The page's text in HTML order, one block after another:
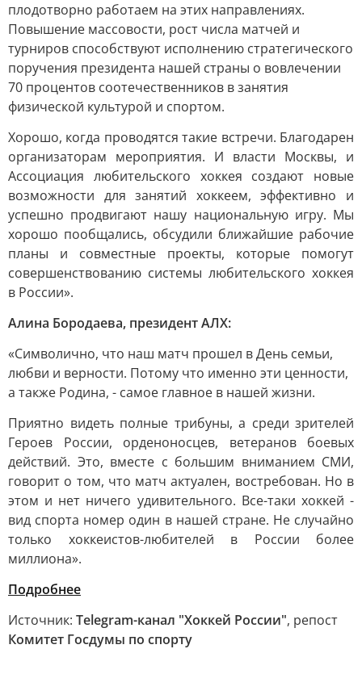
плодотворно работаем на этих направлениях.
Повышение массовости, рост числа матчей и
турниров способствуют исполнению стратегического
поручения президента нашей страны о вовлечении
70 процентов соотечественников в занятия
физической культурой и спортом.
Хорошо, когда проводятся такие встречи. Благодарен
организаторам мероприятия. И власти Москвы, и
Ассоциация любительского хоккея создают новые
возможности для занятий хоккеем, эффективно и
успешно продвигают нашу национальную игру. Мы
хорошо пообщались, обсудили ближайшие рабочие
планы и совместные проекты, которые помогут
совершенствованию системы любительского хоккея
в России».
Алина Бородаева, президент АЛХ:
«Символично, что наш матч прошел в День семьи,
любви и верности. Потому что именно эти ценности,
а также Родина, - самое главное в нашей жизни.
Приятно видеть полные трибуны, а среди зрителей
Героев России, орденоносцев, ветеранов боевых
действий. Это, вместе с большим вниманием СМИ,
говорит о том, что матч актуален, востребован. Но в
этом и нет ничего удивительного. Все-таки хоккей -
вид спорта номер один в нашей стране. Не случайно
только хоккеистов-любителей в России более
миллиона».
Подробнее
Источник: Telegram-канал "Хоккей России", репост
Комитет Госдумы по спорту